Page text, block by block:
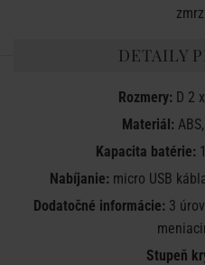
DETAILY
Rozmery:D 2
Materiál:
Kapacita batérie:
Nabíjanie:micro USB
Dodatočné informácie: 3
Stupeň